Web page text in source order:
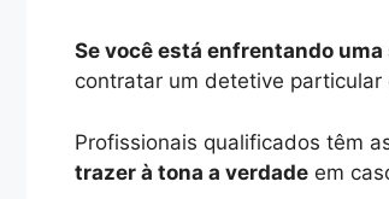
Se você está enfrentando
contratar um detetive particular
Profissionais qualificados têm
trazer à tona a verdade em